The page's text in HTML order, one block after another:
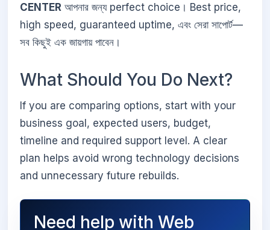
CENTER আপনার জন্য perfect choice। Best price,
high speed, guaranteed uptime, এবং সেরা সাপোর্ট—
সব কিছুই এক জায়গায় পাবেন।
What Should You Do Next?
If you are comparing options, start with your
business goal, expected users, budget,
timeline and required support level. A clear
plan helps avoid wrong technology decisions
and unnecessary future rebuilds.
Need help with Web